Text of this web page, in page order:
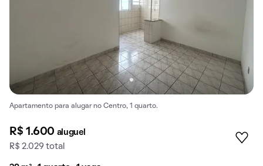
Apartamento para alugar no Centro, 1 quarto.
R$ 1.600 aluguel
R$ 2.029 total